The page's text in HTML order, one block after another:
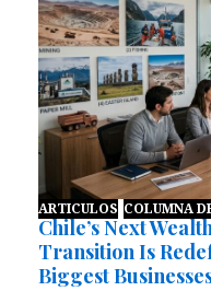
ARTICULOS COLUMNA
Chile’s Next
Transition Is
Biggest